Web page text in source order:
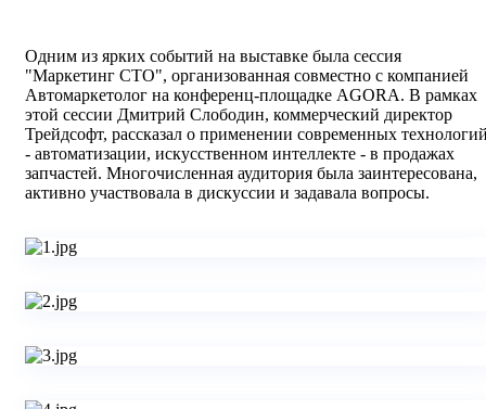
Одним из ярких событий на выставке была сессия
"Маркетинг СТО", организованная совместно с компанией
Автомаркетолог на конференц-площадке AGORA. В рамках
этой сессии Дмитрий Слободин, коммерческий директор
Трейдсофт, рассказал о применении современных
- автоматизации, искусственном интеллекте - в продажах
запчастей. Многочисленная аудитория была заинтересована,
активно участвовала в дискуссии и задавала вопросы.